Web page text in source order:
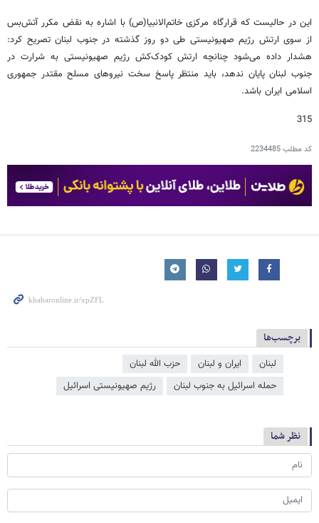
این در حالیست که قرارگاه مرکزی خاتم‌الانبیا(ص) با اشاره به نقض مکرر آتش‌بس
از سوی ارتش رژیم صهیونیستی طی دو روز گذشته در جنوب لبنان تصریح کرد:
هشدار داده می‌شود چنانچه ارتش کودک‌کش رژیم صهیونیستی به شرارت در
جنوب لبنان پایان ندهد، باید منتظر پاسخ سخت نیروهای مسلح مقتدر جمهوری
اسلامی ایران باشد.
315
کد مطلب2234485
برچسب‌ها
لبنان ایران و لبنان
حزب الله لبنان
حمله اسرائیل به جنوب لبنان
رژیم صهیونیستی اسرائیل
نظر شما